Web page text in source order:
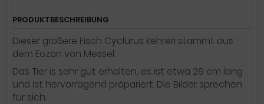
PRODUKTBESCHREIBUNG
Dieser größere Fisch Cyclurus kehreri stammt aus
dem Eozän von Messel.
Das Tier is sehr gut erhalten, es ist etwa 29 cm lang
und ist hervorragend präpariert. Die Bilder sprechen
für sich.